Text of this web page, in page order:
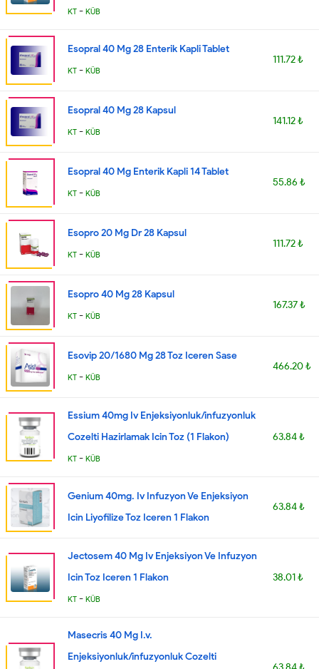
KT - KÜB
Esopral 40 Mg 28 Enterik Kapli Tablet
KT - KÜB
111.72 ₺
Esopral 40 Mg 28 Kapsul
KT - KÜB
141.12 ₺
Esopral 40 Mg Enterik Kapli 14 Tablet
KT - KÜB
55.86 ₺
Esopro 20 Mg Dr 28 Kapsul
KT - KÜB
111.72 ₺
Esopro 40 Mg 28 Kapsul
KT - KÜB
167.37 ₺
Esovip 20/1680 Mg 28 Toz Iceren Sase
KT - KÜB
466.20 ₺
Essium 40mg Iv Enjeksiyonluk/infuzyonluk
Cozelti Hazirlamak Icin Toz (1 Flakon)
KT - KÜB
63.84 ₺
Genium 40mg. Iv Infuzyon Ve Enjeksiyon
Icin Liyofilize Toz Iceren 1 Flakon
63.84 ₺
Jectosem 40 Mg Iv Enjeksiyon Ve Infuzyon
Icin Toz Iceren 1 Flakon
KT - KÜB
38.01 ₺
Masecris 40 Mg I.v.
Enjeksiyonluk/infuzyonluk Cozelti